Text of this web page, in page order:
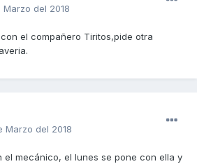
Marzo del 2018
el compañero Tiritos,pide otra
Marzo del 2018
el mecánico, el lunes se pone con ella y